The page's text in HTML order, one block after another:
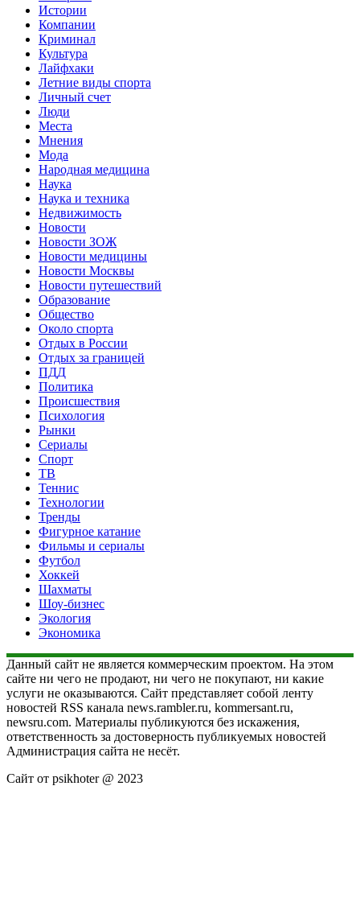
Истории
Компании
Криминал
Культура
Лайфхаки
Летние виды спорта
Личный счет
Люди
Места
Мнения
Мода
Народная медицина
Наука
Наука и техника
Недвижимость
Новости
Новости ЗОЖ
Новости медицины
Новости Москвы
Новости путешествий
Образование
Общество
Около спорта
Отдых в России
Отдых за границей
ПДД
Политика
Происшествия
Психология
Рынки
Сериалы
Спорт
ТВ
Теннис
Технологии
Тренды
Фигурное катание
Фильмы и сериалы
Футбол
Хоккей
Шахматы
Шоу-бизнес
Экология
Экономика
Данный сайт не является коммерческим проектом. На этом
сайте ни чего не продают, ни чего не покупают, ни какие
услуги не оказываются. Сайт представляет собой ленту
новостей RSS канала news.rambler.ru, kommersant.ru,
newsru.com. Материалы публикуются без искажения,
ответственность за достоверность публикуемых новостей
Администрация сайта не несёт.
Сайт от psikhoter @ 2023